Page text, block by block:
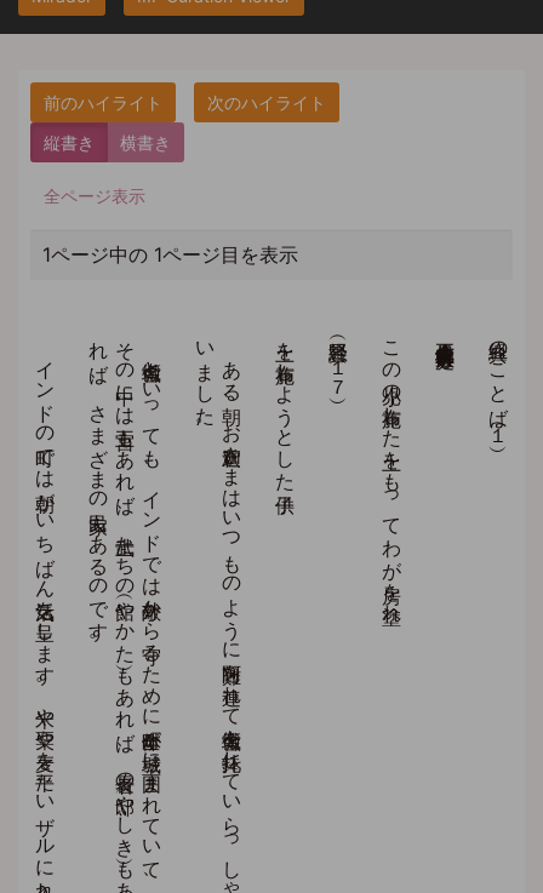
縦書き 横書き
全ページ表示
1ページ中の 1ページ目を表示
経典のことば（１）
この小児の布施した土をもってわが房を塗れ
（賢愚経 １７）
土を布施しようとした子供
あ
る
朝、
お
釈迦さ
ま
は
い
つ
も
の
よ
う
に
阿難を
連れ
て
舎衛城を
托鉢し
て
い
ら
っ
し
ゃ
い
ま
し
た
。
舎衛城と
い
っ
て
も
、
イ
ン
ド
で
は
外敵か
ら
守る
た
め
に
町全体が
城壁に
囲ま
れ
て
い
て
、
そ
の
中に
は
王宮も
あ
れ
ば
、
武士た
ち
の
館（や
か
た
）も
あ
れ
ば
、
長者の
邸（や
し
き
）も
あ
れ
ば
、
さ
ま
ざ
ま
の
民家も
あ
る
の
で
す
。
イ
ン
ド
の
町で
は
朝が
い
ち
ば
ん
活気を
呈し
ま
す
。
米や
粟や
麦を
平た
い
ザ
ル
に
入れ
て
並べ
て
い
る
商店、
さ
か
ん
に
客を
呼ん
で
い
る
香辛料の
店、
野菜を
て
ん
び
ん
棒で
か
つ
い
で
売り
に
来た
農婦、
羊の
群れ
を
追っ
て
草原へ
急ぐ
少年な
ど
、
た
い
へ
ん
な
に
ぎ
わ
い
で
す